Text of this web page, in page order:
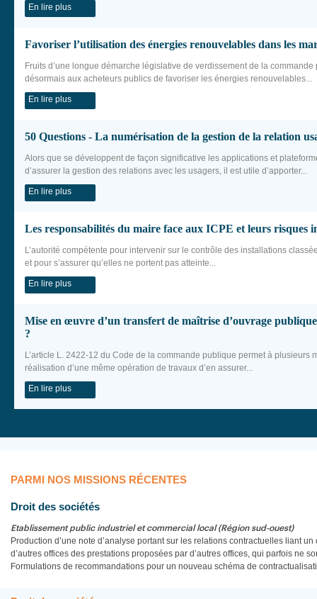
En lire plus
Favoriser l’utilisation des énergies renouvelables dans les
Fruits d’une longue démarche législative de verdissement de la
désormais aux acheteurs publics de favoriser les énergies renouvelables...
En lire plus
50 Questions - La numérisation de la gestion de la relation
Alors que se développent de façon significative les applications et
d’assurer la gestion des relations avec les usagers, il est utile d’apporter...
En lire plus
Les responsabilités du maire face aux ICPE et leurs risques
L’autorité compétente pour intervenir sur le contrôle des installations
et pour s’assurer qu’elles ne portent pas atteinte...
En lire plus
Mise en œuvre d’un transfert de maîtrise d’ouvrage
?
L’article L. 2422‑12 du Code de la commande publique permet à plusieurs
réalisation d’une même opération de travaux d’en assurer...
En lire plus
PARMI NOS MISSIONS RÉCENTES
Droit des sociétés
Etablissement public industriel et commercial local (Région sud-ouest)
Production d’une note d’analyse portant sur les relations contractuelles liant
d’autres offices des prestations proposées par d’autres offices, qui parfois ne
Formulations de recommandations pour un nouveau schéma de